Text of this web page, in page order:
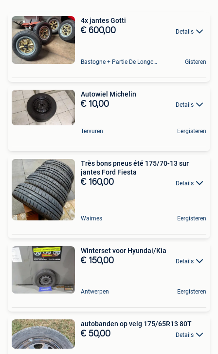
4x jantes Gotti
€ 600,00 Details
Bastogne + Partie De Longchamps Et Sibret Gisteren
Autowiel Michelin
€ 10,00 Details
Tervuren Eergisteren
Très bons pneus été 175/70-13 sur
jantes Ford Fiesta
€ 160,00 Details
Waimes Eergisteren
Winterset voor Hyundai/Kia
€ 150,00 Details
Antwerpen Eergisteren
autobanden op velg 175/65R13 80T
€ 50,00 Details